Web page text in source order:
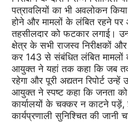
पत्रावलियों का भी अवलोकन किया
होने और मामलों के लंबित रहने पर
तहसीलदार को फटकार लगाई।
क्षेत्र के सभी राजस्व निरीक्षकों
कर 143 से संबंधित लंबित मामलों
आयुक्त ने यहां तक कहा कि जब तक
रहेगा और पूरी अद्यतन रिपोर्ट उन्हें
आयुक्त ने स्पष्ट कहा कि जनता को
कार्यालयों के चक्कर न काटने
कार्यप्रणाली सुनिश्चित की जानी